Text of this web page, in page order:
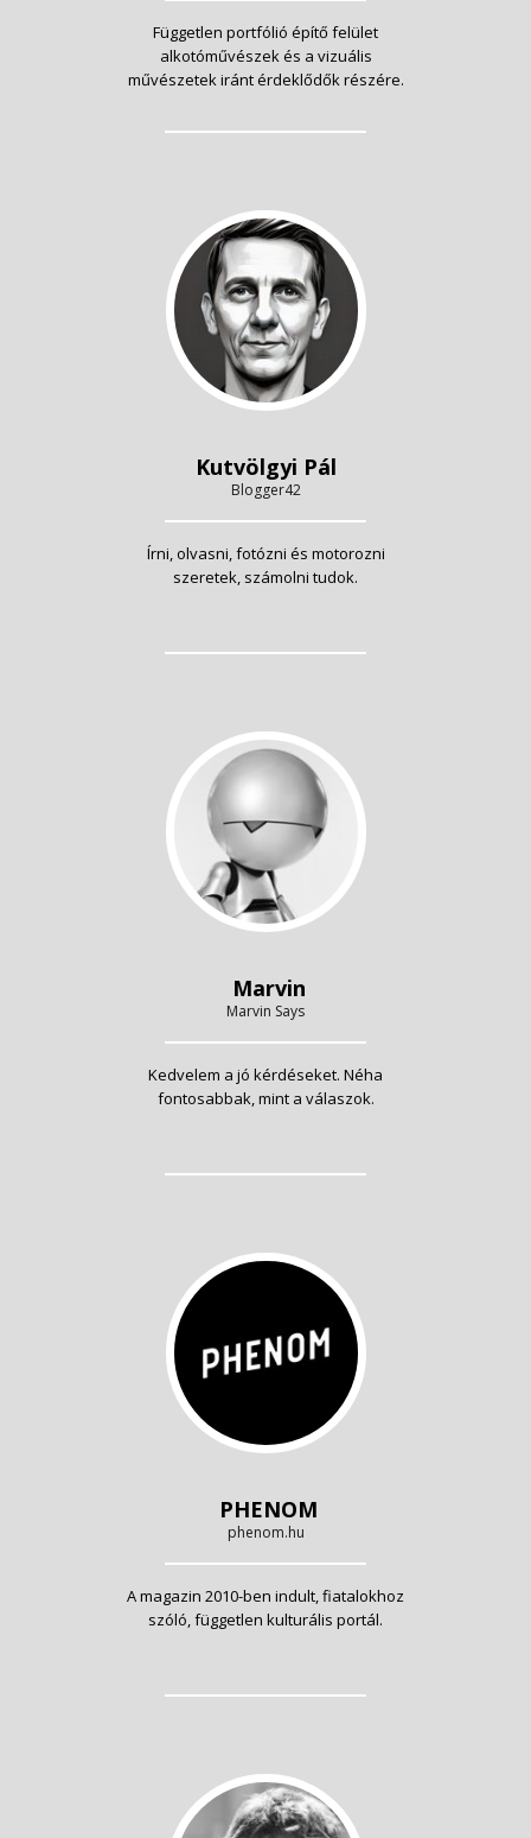
Független portfólió építő felület
alkotóművészek és a vizuális
művészetek iránt érdeklődők részére.
Kutvölgyi Pál
Blogger42
Írni, olvasni, fotózni és motorozni
szeretek, számolni tudok.
Marvin
Marvin Says
Kedvelem a jó kérdéseket. Néha
fontosabbak, mint a válaszok.
PHENOM
phenom.hu
A magazin 2010-ben indult, fiatalokhoz
szóló, független kulturális portál.